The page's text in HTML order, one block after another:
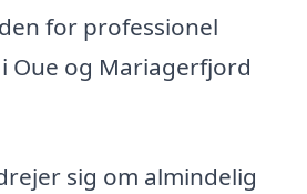
for professionel
og Mariagerfjord
sig om almindelig